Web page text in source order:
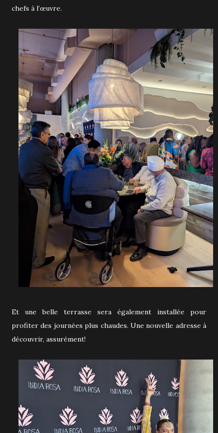
chefs à l’œuvre.
Et une belle terrasse sera également installée pour
profiter des journées plus chaudes. Une nouvelle adresse à
découvrir, assurément!